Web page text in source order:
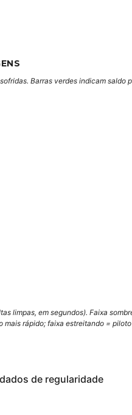
Barras verdes indicam saldo
limpas, em segundos). Faixa
mais rápido; faixa estreitando =
de regularidade